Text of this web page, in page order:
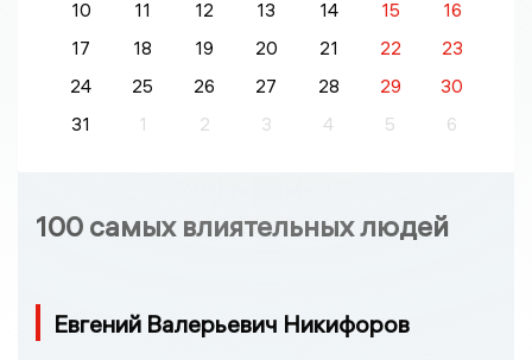
10
11 12 13 14 15
16
17
18 19 20 21 22
23
24
25 26 27 28 29
30
31
1 2 3 4 5 6
100 самых влиятельных людей
Евгений Валерьевич Никифоров